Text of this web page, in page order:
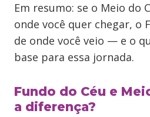
Em resumo: se o Meio do
onde você quer chegar, o
de onde você veio — e o
base para essa jornada.
Fundo do Céu e
a diferença?